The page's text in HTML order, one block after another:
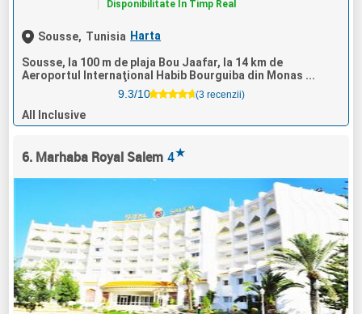
Disponibilitate In Timp Real
Sousse, Tunisia Harta
Sousse, la 100 m de plaja Bou Jaafar, la 14 km de
Aeroportul Internaţional Habib Bourguiba din Monas ...
9.3/10
(3 recenzii)
All Inclusive
6. Marhaba Royal Salem 4★